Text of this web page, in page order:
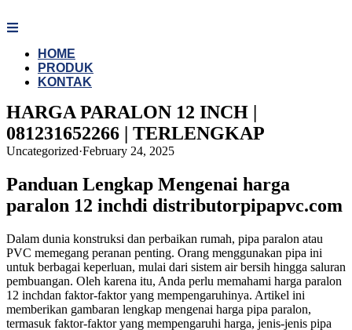
to
HOME
PRODUK
KONTAK
HARGA PARALON 12 INCH |
081231652266 | TERLENGKAP
Uncategorized·February 24, 2025
Panduan Lengkap Mengenai harga
paralon 12 inchdi distributorpipapvc.com
Dalam dunia konstruksi dan perbaikan rumah, pipa paralon atau
PVC memegang peranan penting. Orang menggunakan pipa ini
untuk berbagai keperluan, mulai dari sistem air bersih hingga saluran
pembuangan. Oleh karena itu, Anda perlu memahami harga paralon
12 inchdan faktor-faktor yang mempengaruhinya. Artikel ini
memberikan gambaran lengkap mengenai harga pipa paralon,
termasuk faktor-faktor yang mempengaruhi harga, jenis-jenis pipa